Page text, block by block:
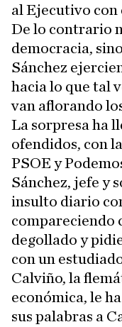
al Ejecutivo con
De lo contrario
democracia,
Sánchez
hacia lo que tal
van aflorando
La sorpresa ha
ofendidos, con
PSOE y
Sánchez, jefe y
insulto diario
compareciendo
degollado y
con un
Calviño, la
económica, le
sus palabras a